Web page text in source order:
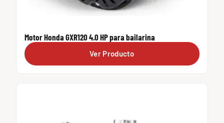
Motor Honda GXR120 4.0 HP para bailarina
Ver Producto